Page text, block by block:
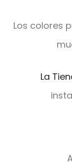
Los colores
La